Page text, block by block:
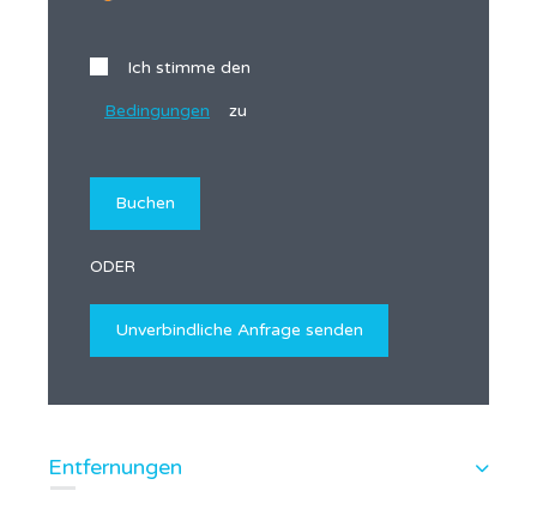
Ich stimme den
Bedingungen zu
ODER
Entfernungen